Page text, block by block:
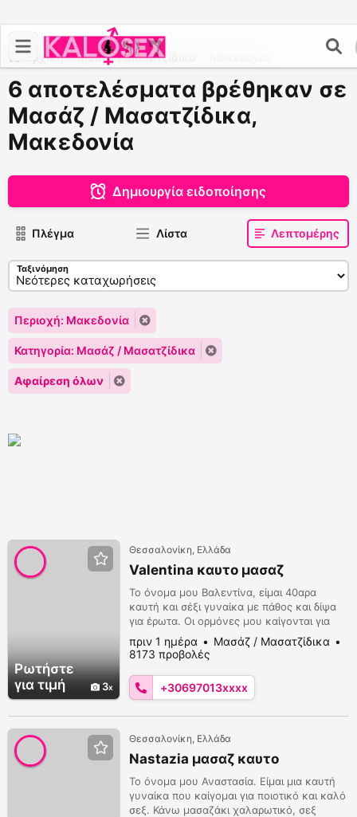
Αρχική >Μασάζ / Μασατζίδικα
6 αποτελέσματα βρέθηκαν σε
Μασάζ / Μασατζίδικα,
Μακεδονία
Δημιουργία ειδοποίησης
Πλέγμα Λίστα Λεπτομέρης
Ταξινόμηση
Περιοχή: Μακεδονία
Κατηγορία: Μασάζ / Μασατζίδικα
Αφαίρεση όλων
Ρωτήστε
για τιμή
3
Θεσσαλονίκη, Ελλάδα
Valentina καυτο μασαζ
Το όνομα μου Βαλεντίνα, είμαι 40αρα
καυτή και σέξι γυναίκα με πάθος και δίψα
για έρωτα. Οι ορμόνες μου καίγονται για
έρωτα από άντρα αξιοπρεπή σωστό ώριμο
κύριο που ξέρει να κάνει αληθινό έρωτα σε
μια σεξουαλική γυναίκα. Εχω δικό μου
διαμέρισμα καθαρό διακριτικό στο κέντρο
της Θεσσαλονίκης με άφθονο παρκάρισμα
πριν 1 ημέρα
Μασάζ / Μασατζίδικα
8173 προβολές
+30697013xxxx
Θεσσαλονίκη, Ελλάδα
Nastazia μασαζ καυτο
Το όνομα μου Αναστασία. Είμαι μια καυτή
γυναίκα που καίγομαι για ποιοτικό και καλό
σεξ. Κάνω μασαζάκι χαλαρωτικό, σεξ